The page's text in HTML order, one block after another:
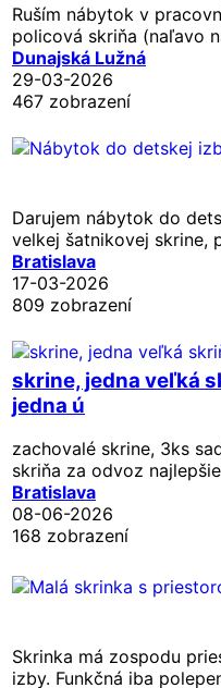
Ruším nábytok v
policová skriňa (naľavo
Dunajská Lužná
29-03-2026
467 zobrazení
Darujem nábytok do
velkej šatnikovej skrine,
Bratislava
17-03-2026
809 zobrazení
skrine, jedna veľká
jedna ú
zachovalé skrine, 3ks
skriňa za odvoz
Bratislava
08-06-2026
168 zobrazení
Skrinka má zospodu
izby. Funkčná iba